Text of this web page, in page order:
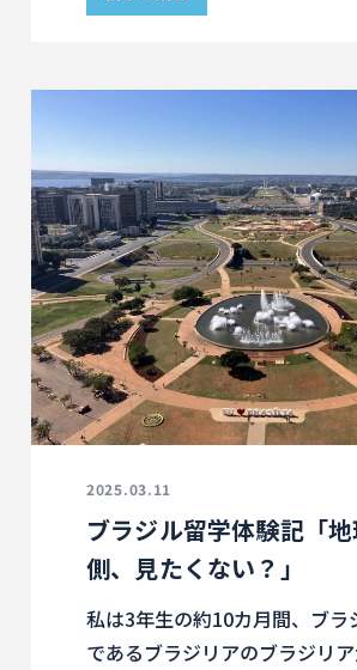
2025.03.11
ブラジル留学体験記「
側、見たくない？」
私は3年生の約10カ月間、ブラ
であるブラジリアのブラジリ